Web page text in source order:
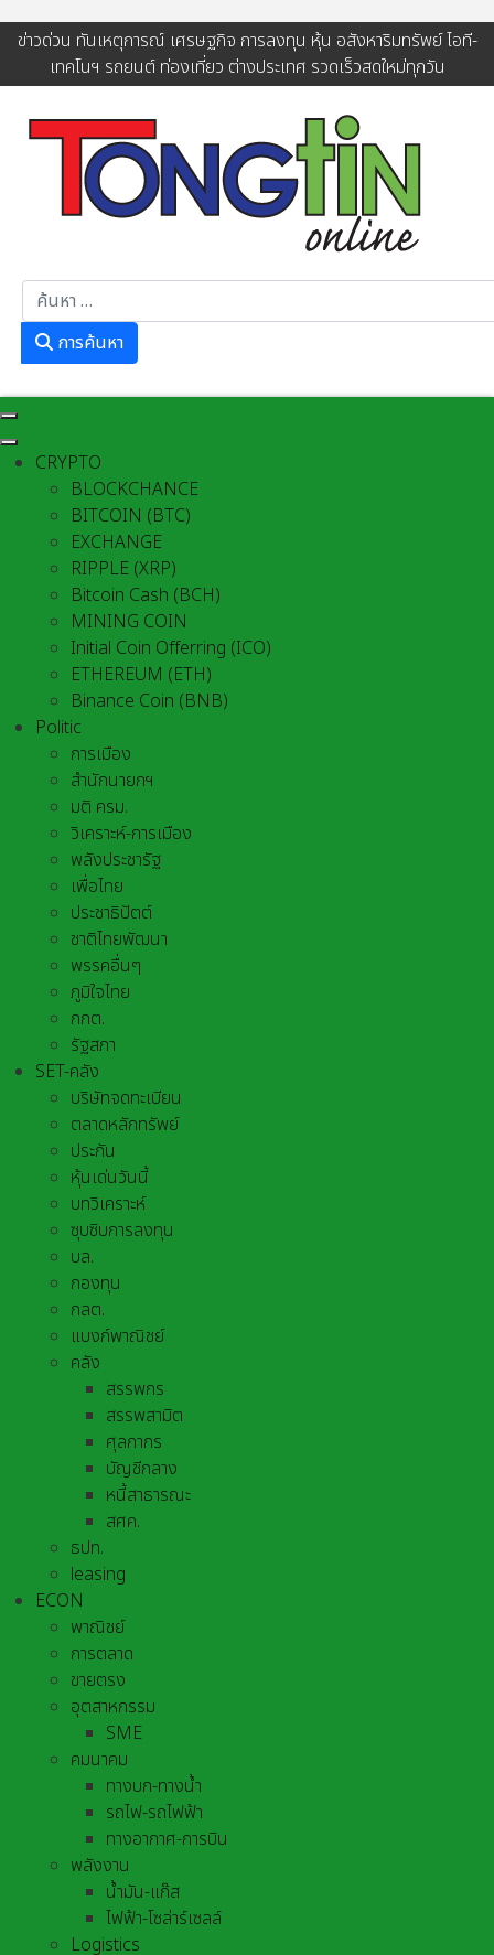
ข่าวด่วน ทันเหตุการณ์ เศรษฐกิจ การลงทุน หุ้น อสังหาริมทรัพย์ ไอที-
เทคโนฯ รถยนต์ ท่องเที่ยว ต่างประเทศ รวดเร็วสดใหม่ทุกวัน
การค้นหา
CRYPTO
BLOCKCHANCE
BITCOIN (BTC)
EXCHANGE
RIPPLE (XRP)
Bitcoin Cash (BCH)
MINING COIN
Initial Coin Offerring (ICO)
ETHEREUM (ETH)
Binance Coin (BNB)
Politic
การเมือง
สำนักนายกฯ
มติ ครม.
วิเคราะห์-การเมือง
พลังประชารัฐ
เพื่อไทย
ประชาธิปัตต์
ชาติไทยพัฒนา
พรรคอื่นๆ
ภูมิใจไทย
กกต.
รัฐสภา
SET-คลัง
บริษัทจดทะเบียน
ตลาดหลักทรัพย์
ประกัน
หุ้นเด่นวันนี้
บทวิเคราะห์
ซุบซิบการลงทุน
บล.
กองทุน
กลต.
แบงก์พาณิชย์
คลัง
สรรพกร
สรรพสามิต
ศุลกากร
บัญชีกลาง
หนี้สาธารณะ
สศค.
ธปท.
leasing
ECON
พาณิชย์
การตลาด
ขายตรง
อุตสาหกรรม
SME
คมนาคม
ทางบก-ทางน้ำ
รถไฟ-รถไฟฟ้า
ทางอากาศ-การบิน
พลังงาน
น้ำมัน-แก๊ส
ไฟฟ้า-โซล่าร์เซลล์
Logistics